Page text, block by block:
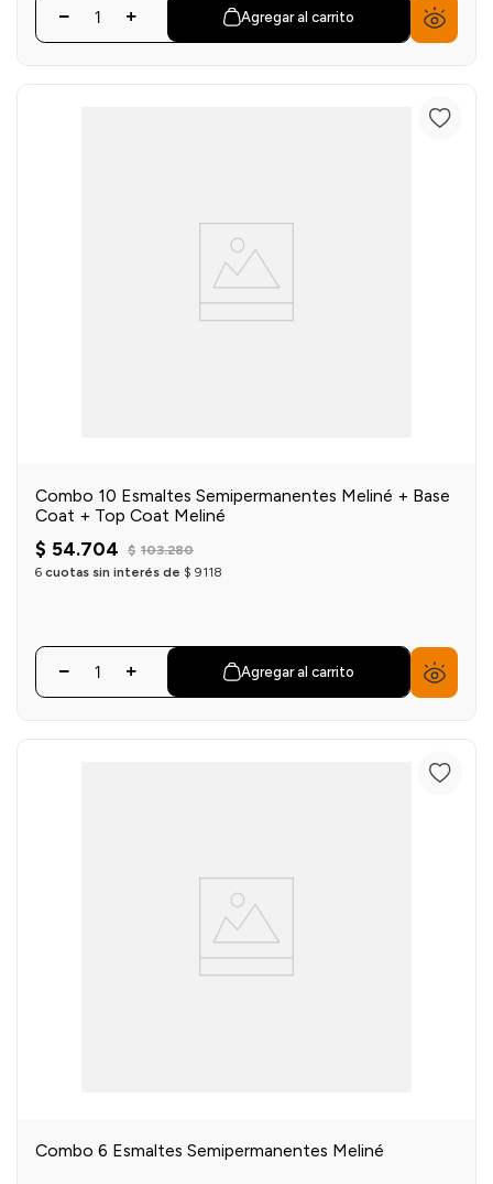
Agregar al carrito
Combo 10 Esmaltes Semipermanentes Meliné + Base
Coat + Top Coat Meliné
$ 54.704 $ 103.280
6 cuotas sin interés de $ 9118
Agregar al carrito
Combo 6 Esmaltes Semipermanentes Meliné